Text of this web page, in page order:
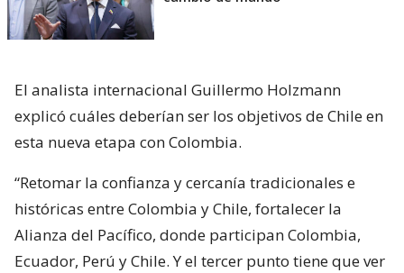
El analista internacional Guillermo Holzmann
explicó cuáles deberían ser los objetivos de Chile en
esta nueva etapa con Colombia.
“Retomar la confianza y cercanía tradicionales e
históricas entre Colombia y Chile, fortalecer la
Alianza del Pacífico, donde participan Colombia,
Ecuador, Perú y Chile. Y el tercer punto tiene que ver